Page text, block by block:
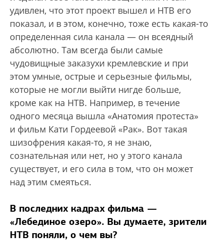
удивлен, что этот проект вышел и НТВ его
показал, и в этом, конечно, тоже есть какая-то
определенная сила канала — он всеядный
абсолютно. Там всегда были самые
чудовищные заказухи кремлевские и при
этом умные, острые и серьезные фильмы,
которые не могли выйти нигде больше,
кроме как на НТВ. Например, в течение
одного месяца вышла «Анатомия протеста»
и фильм Кати Гордеевой «Рак». Вот такая
шизофрения какая-то, я не знаю,
сознательная или нет, но у этого канала
существует, и его сила в том, что он может
над этим смеяться.
В последних кадрах фильма —
«Лебединое озеро». Вы думаете, зрители
НТВ поняли, о чем вы?